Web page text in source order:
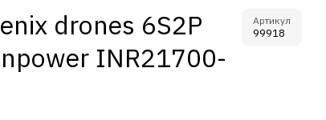
drones 6S2P
INR21700-
Артикул
99918